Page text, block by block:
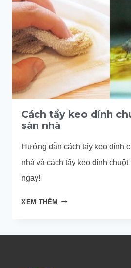
QUẦN
ÁO
KHÔNG
LÀM
HƯ
Cách tẩy keo dính
sàn nhà
Hướng dẫn cách tẩy keo dính
nhà và cách tẩy keo dính chuột
ngay!
XEM THÊM CÁCH
DÍNH